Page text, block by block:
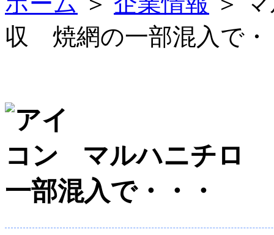
収 焼網の一部混入で・
マルハニチロ
一部混入で・・・